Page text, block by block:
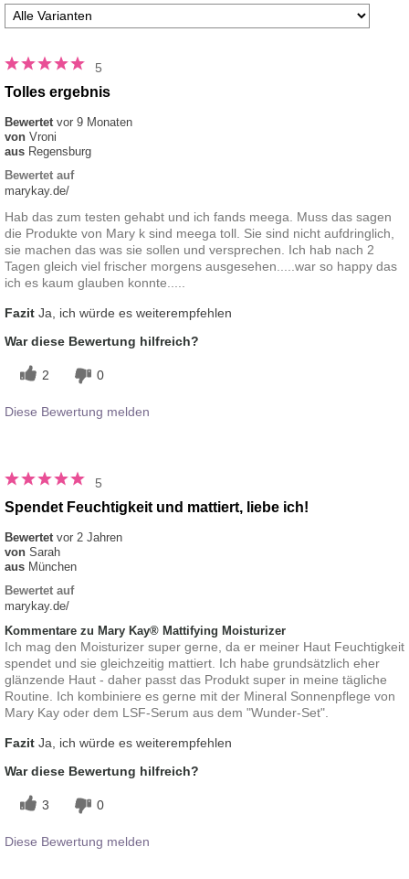
5
Tolles ergebnis
Bewertet vor 9 Monaten
von Vroni
aus Regensburg
Bewertet auf
marykay.de/
Hab das zum testen gehabt und ich fands meega. Muss das sagen
die Produkte von Mary k sind meega toll. Sie sind nicht aufdringlich,
sie machen das was sie sollen und versprechen. Ich hab nach 2
Tagen gleich viel frischer morgens ausgesehen.....war so happy das
ich es kaum glauben konnte.....
Fazit Ja, ich würde es weiterempfehlen
War diese Bewertung hilfreich?
2 0
Diese Bewertung melden
5
Spendet Feuchtigkeit und mattiert, liebe ich!
Bewertet vor 2 Jahren
von Sarah
aus München
Bewertet auf
marykay.de/
Kommentare zu Mary Kay® Mattifying Moisturizer
Ich mag den Moisturizer super gerne, da er meiner Haut Feuchtigkeit
spendet und sie gleichzeitig mattiert. Ich habe grundsätzlich eher
glänzende Haut - daher passt das Produkt super in meine tägliche
Routine. Ich kombiniere es gerne mit der Mineral Sonnenpflege von
Mary Kay oder dem LSF-Serum aus dem "Wunder-Set".
Fazit Ja, ich würde es weiterempfehlen
War diese Bewertung hilfreich?
3 0
Diese Bewertung melden